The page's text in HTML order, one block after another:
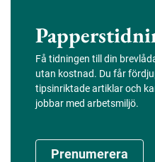
Få tidningen till din
utan kostnad. Du får
tipsinriktade artiklar och
jobbar med arbetsmiljö.
Prenumerera